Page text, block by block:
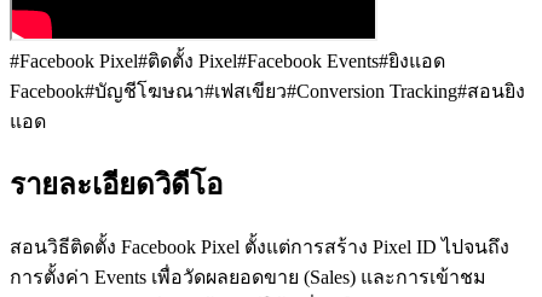
#Facebook Pixel#ติดตั้ง Pixel#Facebook Events#ยิงแอด
Facebook#บัญชีโฆษณา#เฟสเขียว#Conversion Tracking#สอนยิง
แอด
รายละเอียดวิดีโอ
สอนวิธีติดตั้ง Facebook Pixel ตั้งแต่การสร้าง Pixel ID ไปจนถึง
การตั้งค่า Events เพื่อวัดผลยอดขาย (Sales) และการเข้าชม